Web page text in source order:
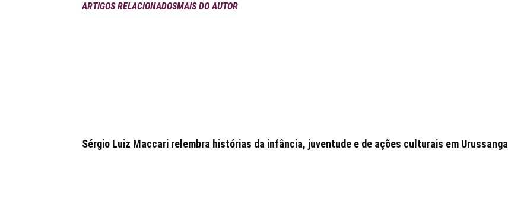
ARTIGOS RELACIONADOSMAIS DO AUTOR
Sérgio Luiz Maccari relembra histórias da infância, juventude e de ações culturais em Urussanga